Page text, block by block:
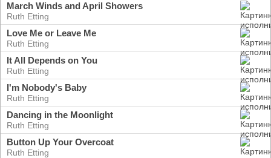
March Winds and April Showers
Ruth Etting
Love Me or Leave Me
Ruth Etting
It All Depends on You
Ruth Etting
I'm Nobody's Baby
Ruth Etting
Dancing in the Moonlight
Ruth Etting
Button Up Your Overcoat
Ruth Etting